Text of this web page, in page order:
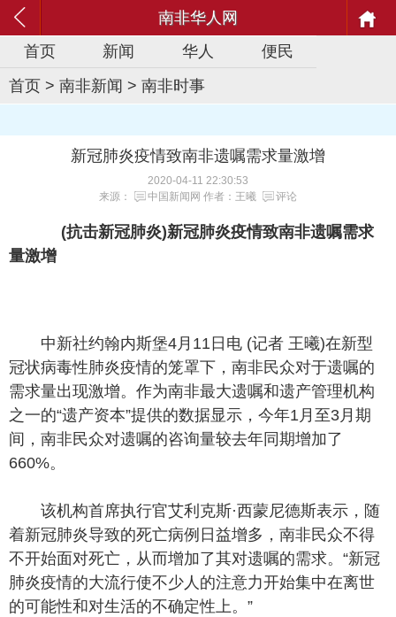
南非华人网
首页
新闻 华人
便民
首页 > 南非新闻 > 南非时事
新冠肺炎疫情致南非遗嘱需求量激增
2020-04-11 22:30:53
来源：
中国新闻网 作者：王曦 评论
(抗击新冠肺炎)新冠肺炎疫情致南非遗嘱需求
量激增
中新社约翰内斯堡4月11日电 (记者 王曦)在新型
冠状病毒性肺炎疫情的笼罩下，南非民众对于遗嘱的
需求量出现激增。作为南非最大遗嘱和遗产管理机构
之一的“遗产资本”提供的数据显示，今年1月至3月期
间，南非民众对遗嘱的咨询量较去年同期增加了
660%。
该机构首席执行官艾利克斯·西蒙尼德斯表示，随
着新冠肺炎导致的死亡病例日益增多，南非民众不得
不开始面对死亡，从而增加了其对遗嘱的需求。“新冠
肺炎疫情的大流行使不少人的注意力开始集中在离世
的可能性和对生活的不确定性上。”